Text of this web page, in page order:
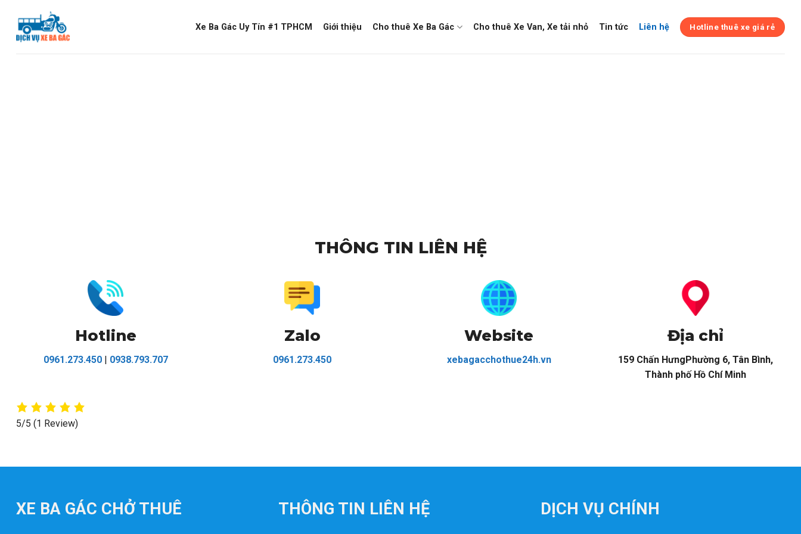
content
Xe Ba Gác Uy Tín #1 TPHCM Giới thiệu Cho thuê Xe Ba Gác Cho thuê Xe Van, Xe tải nhỏ Tin tức Liên hệ Hotline thuê xe giá rẻ
THÔNG TIN LIÊN HỆ
Hotline
0961.273.450| 0938.793.707
Zalo
0961.273.450
Website
xebagacchothue24h.vn
Địa chỉ
159 Chấn HưngPhường 6, Tân Bình,
Thành phố Hồ Chí Minh
5/5 (1 Review)
XE BA GÁC CHỞ THUÊ THÔNG TIN LIÊN HỆ DỊCH VỤ CHÍNH